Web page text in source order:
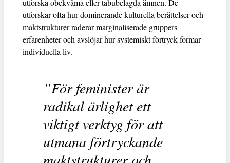
utforska obekväma eller tabubelagda ämnen. De
utforskar ofta hur dominerande kulturella berättelser och
maktstrukturer raderar marginaliserade gruppers
erfarenheter och avslöjar hur systemiskt förtryck formar
individuella liv.
”För feminister är
radikal ärlighet ett
viktigt verktyg för att
utmana förtryckande